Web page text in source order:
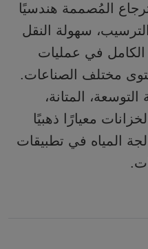
المُصممة هندسيًا
سهولة النقل
الكامل في عمليات
مختلف الصناعات.
المتانة،
معيارًا ذهبيًا
المياه في تطبيقات